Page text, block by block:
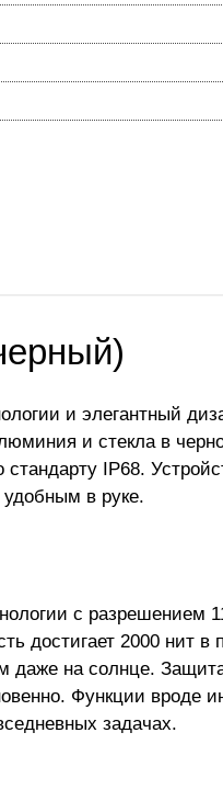
и элегантный
и стекла в
IP68.
в руке.
с разрешением
достигает 2000 нит
даже на солнце.
Функции вроде
задачах.